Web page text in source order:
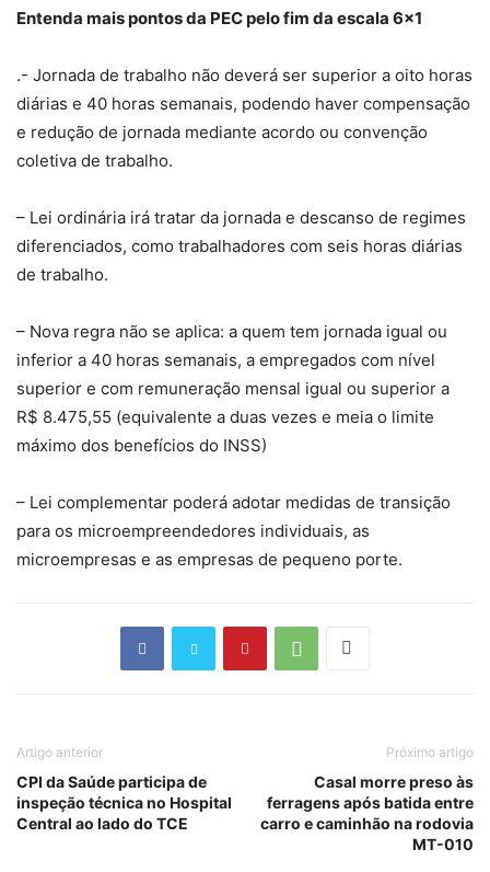
Entenda mais pontos da PEC pelo fim da escala 6×1
.- Jornada de trabalho não deverá ser superior a oito horas
diárias e 40 horas semanais, podendo haver compensação
e redução de jornada mediante acordo ou convenção
coletiva de trabalho.
– Lei ordinária irá tratar da jornada e descanso de regimes
diferenciados, como trabalhadores com seis horas diárias
de trabalho.
– Nova regra não se aplica: a quem tem jornada igual ou
inferior a 40 horas semanais, a empregados com nível
superior e com remuneração mensal igual ou superior a
R$ 8.475,55 (equivalente a duas vezes e meia o limite
máximo dos benefícios do INSS)
– Lei complementar poderá adotar medidas de transição
para os microempreendedores individuais, as
microempresas e as empresas de pequeno porte.
Artigo anterior
CPI da Saúde participa de
inspeção técnica no Hospital
Central ao lado do TCE
Próximo artigo
Casal morre preso às
ferragens após batida entre
carro e caminhão na rodovia
MT-010